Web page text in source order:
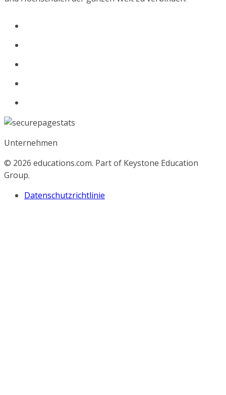
Unternehmen
© 2026 educations.com. Part of Keystone Education
Group.
Datenschutzrichtlinie